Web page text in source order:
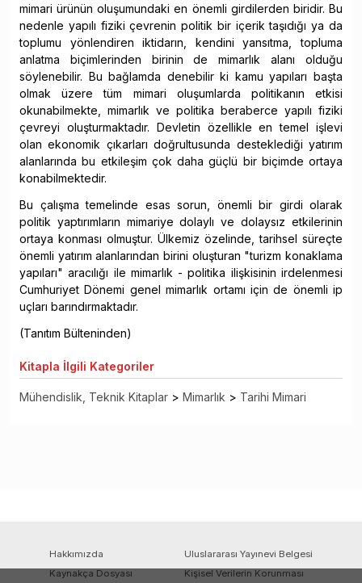
mimari ürünün oluşumundaki en önemli girdilerden biridir. Bu
nedenle yapılı fiziki çevrenin politik bir içerik taşıdığı ya da
toplumu yönlendiren iktidarın, kendini yansıtma, topluma
anlatma biçimlerinden birinin de mimarlık alanı olduğu
söylenebilir. Bu bağlamda denebilir ki kamu yapıları başta
olmak üzere tüm mimari oluşumlarda politikanın etkisi
okunabilmekte, mimarlık ve politika beraberce yapılı fiziki
çevreyi oluşturmaktadır. Devletin özellikle en temel işlevi
olan ekonomik çıkarları doğrultusunda desteklediği yatırım
alanlarında bu etkileşim çok daha güçlü bir biçimde ortaya
konabilmektedir.
Bu çalışma temelinde esas sorun, önemli bir girdi olarak
politik yaptırımların mimariye dolaylı ve dolaysız etkilerinin
ortaya konması olmuştur. Ülkemiz özelinde, tarihsel süreçte
önemli yatırım alanlarından birini oluşturan "turizm konaklama
yapıları" aracılığı ile mimarlık - politika ilişkisinin irdelenmesi
Cumhuriyet Dönemi genel mimarlık ortamı için de önemli ip
uçları barındırmaktadır.
(Tanıtım Bülteninden)
Kitapla İlgili Kategoriler
Mühendislik, Teknik Kitaplar > Mimarlık > Tarihi Mimari
Hakkımızda
Uluslararası Yayınevi Belgesi
Kaynakça Dosyası
Kişisel Verilerin Korunması